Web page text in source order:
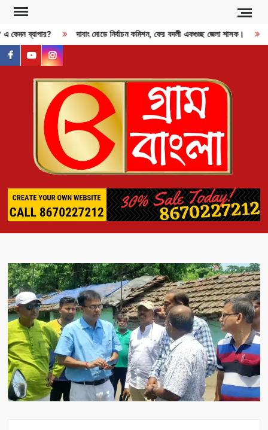
Skip
content
কেমন ব্যাপার? দাবাং মোডে নির্বাচন কমিশন, ফের বদলী একগুচ্ছ জেলা শাসক।
facebook
youtubeinstagram